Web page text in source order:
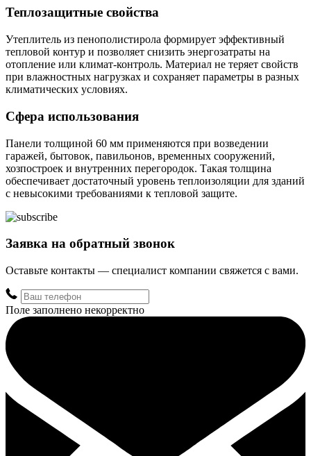
Теплозащитные свойства
Утеплитель из пенополистирола формирует эффективный
тепловой контур и позволяет снизить энергозатраты на
отопление или климат-контроль. Материал не теряет свойств
при влажностных нагрузках и сохраняет параметры в разных
климатических условиях.
Сфера использования
Панели толщиной 60 мм применяются при возведении
гаражей, бытовок, павильонов, временных сооружений,
хозпостроек и внутренних перегородок. Такая толщина
обеспечивает достаточный уровень теплоизоляции для зданий
с невысокими требованиями к тепловой защите.
Заявка на обратный звонок
Оставьте контакты — специалист компании свяжется с вами.
Поле заполнено некорректно